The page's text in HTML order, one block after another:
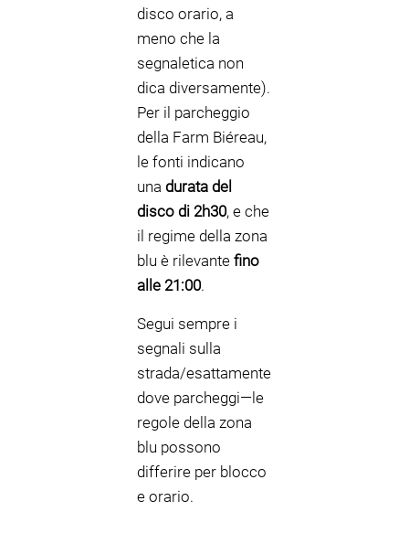
disco orario, a
meno che la
segnaletica non
dica diversamente).
Per il parcheggio
della Farm Biéreau,
le fonti indicano
una durata del
disco di 2h30, e che
il regime della zona
blu è rilevante fino
alle 21:00.
Segui sempre i
segnali sulla
strada/esattamente
dove parcheggi—le
regole della zona
blu possono
differire per blocco
e orario.